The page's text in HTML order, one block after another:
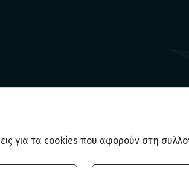
για τα cookies που αφορούν στη